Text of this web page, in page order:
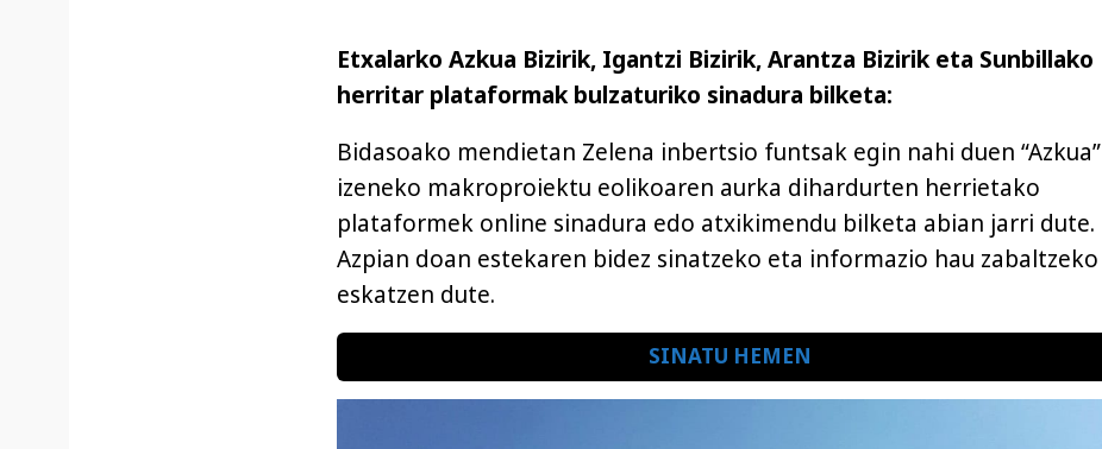
Etxalarko Azkua Bizirik, Igantzi Bizirik, Arantza Bizirik eta Sunbillako
herritar plataformak bulzaturiko sinadura bilketa:
Bidasoako mendietan Zelena inbertsio funtsak egin nahi duen “Azkua”
izeneko makroproiektu eolikoaren aurka dihardurten herrietako
plataformek online sinadura edo atxikimendu bilketa abian jarri dute.
Azpian doan estekaren bidez sinatzeko eta informazio hau zabaltzeko
eskatzen dute.
SINATU HEMEN